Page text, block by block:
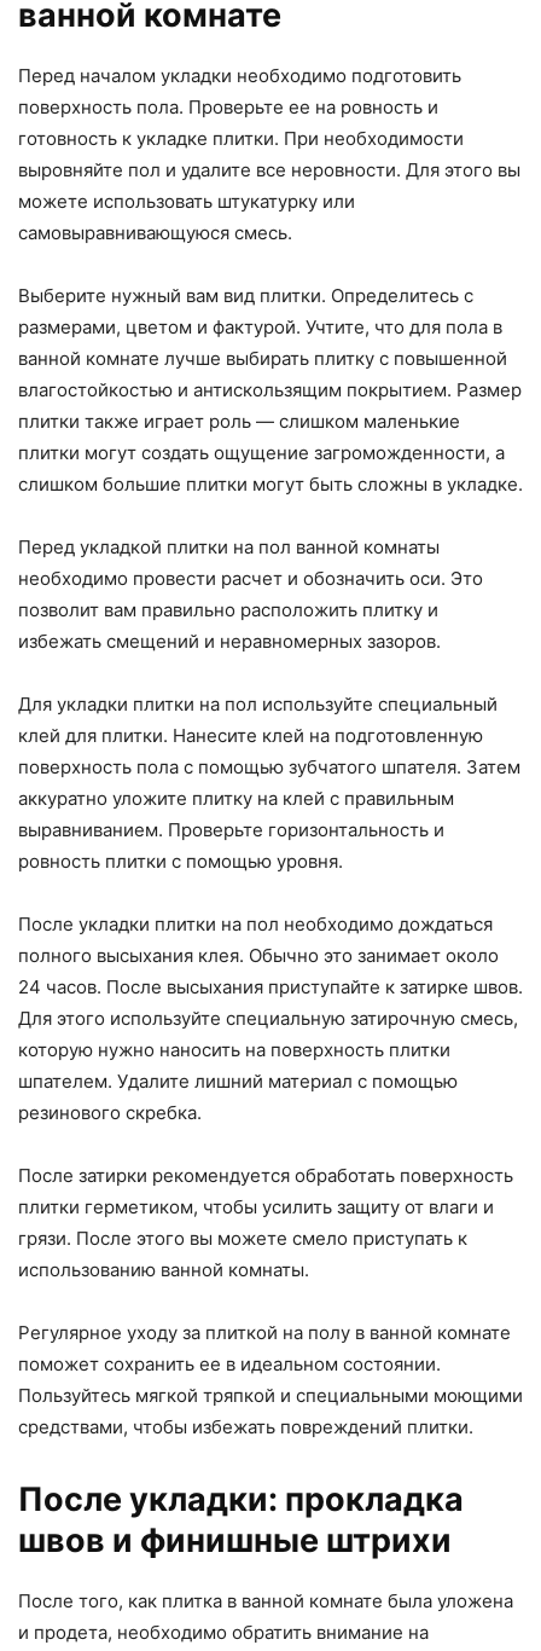
ванной комнате
Перед началом укладки необходимо подготовить
поверхность пола. Проверьте ее на ровность и
готовность к укладке плитки. При необходимости
выровняйте пол и удалите все неровности. Для этого вы
можете использовать штукатурку или
самовыравнивающуюся смесь.
Выберите нужный вам вид плитки. Определитесь с
размерами, цветом и фактурой. Учтите, что для пола в
ванной комнате лучше выбирать плитку с повышенной
влагостойкостью и антискользящим покрытием. Размер
плитки также играет роль — слишком маленькие
плитки могут создать ощущение загроможденности, а
слишком большие плитки могут быть сложны в укладке.
Перед укладкой плитки на пол ванной комнаты
необходимо провести расчет и обозначить оси. Это
позволит вам правильно расположить плитку и
избежать смещений и неравномерных зазоров.
Для укладки плитки на пол используйте специальный
клей для плитки. Нанесите клей на подготовленную
поверхность пола с помощью зубчатого шпателя. Затем
аккуратно уложите плитку на клей с правильным
выравниванием. Проверьте горизонтальность и
ровность плитки с помощью уровня.
После укладки плитки на пол необходимо дождаться
полного высыхания клея. Обычно это занимает около
24 часов. После высыхания приступайте к затирке швов.
Для этого используйте специальную затирочную смесь,
которую нужно наносить на поверхность плитки
шпателем. Удалите лишний материал с помощью
резинового скребка.
После затирки рекомендуется обработать поверхность
плитки герметиком, чтобы усилить защиту от влаги и
грязи. После этого вы можете смело приступать к
использованию ванной комнаты.
Регулярное уходу за плиткой на полу в ванной комнате
поможет сохранить ее в идеальном состоянии.
Пользуйтесь мягкой тряпкой и специальными моющими
средствами, чтобы избежать повреждений плитки.
После укладки: прокладка
швов и финишные штрихи
После того, как плитка в ванной комнате была уложена
и продета, необходимо обратить внимание на